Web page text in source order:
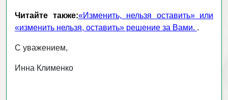
Читайте также:«Изменить, нельзя оставить» или
«изменить нельзя, оставить» решение за Вами. .
С уважением,
Инна Клименко